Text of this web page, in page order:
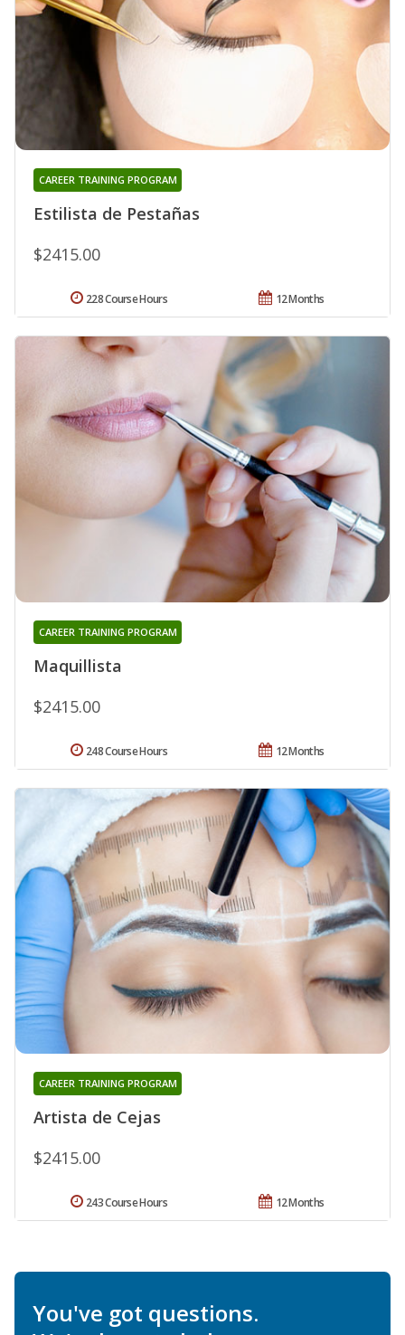
Estilista de Pestañas
CAREER TRAINING PROGRAM
$2415.00
12 Months
228 Course Hours
Maquillista
CAREER TRAINING PROGRAM
$2415.00
12 Months
248 Course Hours
Artista de Cejas
CAREER TRAINING PROGRAM
$2415.00
12 Months
243 Course Hours
You've got questions.